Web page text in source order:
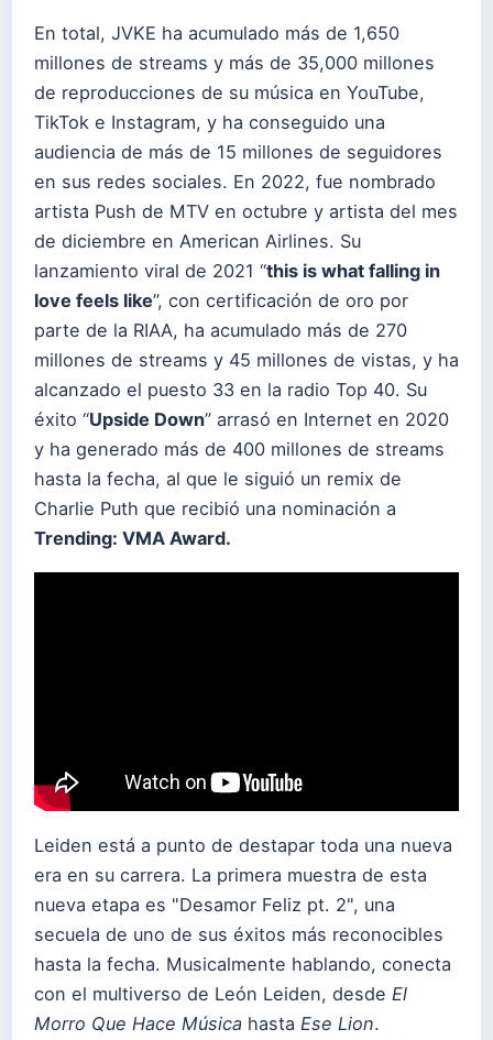
En total, JVKE ha acumulado más de 1,650
millones de streams y más de 35,000 millones
de reproducciones de su música en YouTube,
TikTok e Instagram, y ha conseguido una
audiencia de más de 15 millones de seguidores
en sus redes sociales. En 2022, fue nombrado
artista Push de MTV en octubre y artista del mes
de diciembre en American Airlines. Su
lanzamiento viral de 2021 “this is what falling in
love feels like”, con certificación de oro por
parte de la RIAA, ha acumulado más de 270
millones de streams y 45 millones de vistas, y ha
alcanzado el puesto 33 en la radio Top 40. Su
éxito “Upside Down” arrasó en Internet en 2020
y ha generado más de 400 millones de streams
hasta la fecha, al que le siguió un remix de
Charlie Puth que recibió una nominación a
Trending: VMA Award.
Leiden está a punto de destapar toda una nueva
era en su carrera. La primera muestra de esta
nueva etapa es "Desamor Feliz pt. 2", una
secuela de uno de sus éxitos más reconocibles
hasta la fecha. Musicalmente hablando, conecta
con el multiverso de León Leiden, desde El
Morro Que Hace Música hasta Ese Lion.